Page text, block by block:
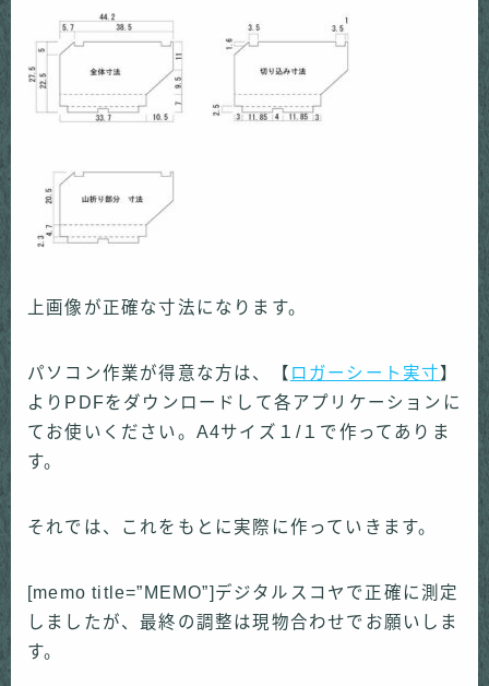
上画像が正確な寸法になります。
パソコン作業が得意な方は、【 ロガーシート実寸】
よりPDFをダウンロードして各アプリケーションに
てお使いください。A4サイズ１/１で作ってありま
す。
それでは、これをもとに実際に作っていきます。
[memo title=”MEMO”]デジタルスコヤで正確に測定
しましたが、最終の調整は現物合わせでお願いしま
す。